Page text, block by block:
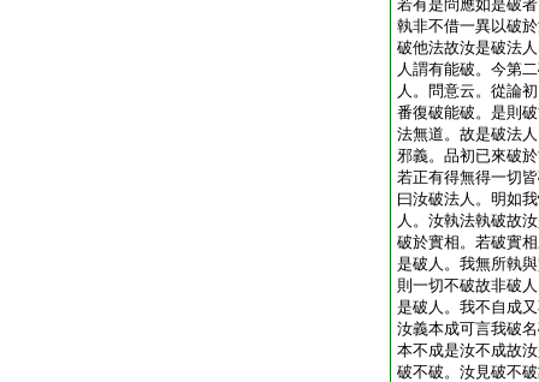
若有是問應如是破
執非不借一異以破
破他法故汝是破法
人謂有能破。今第
人。問意云。從論
番復破能破。是則
法無道。故是破法
邪義。品初已來破
若正有得無得一切
曰汝破法人。明如
人。汝執法執破故
破於實相。若破實
是破人。我無所執
則一切不破故非破
是破人。我不自成
汝義本成可言我破
本不成是汝不成故
破不破。汝見破不